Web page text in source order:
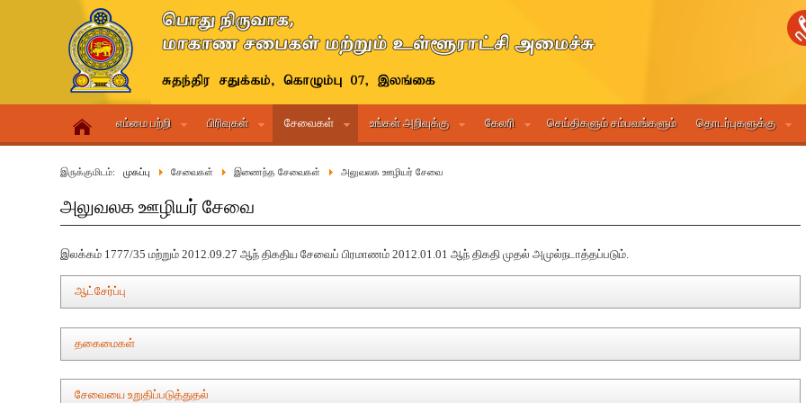
எம்மை பற்றி பிரிவுகள் சேவைகள் உங்கள் அறிவுக்கு கேலரி செய்திகளும் சம்பவங்களும் தொடர்புகளுக்கு
இருக்குமிடம்: முகப்பு சேவைகள் இணைந்த சேவைகள் அலுவலக ஊழியர் சேவை
அலுவலக ஊழியர் சேவை
இலக்கம் 1777/35 மற்றும் 2012.09.27 ஆந் திகதிய சேவைப் பிரமாணம் 2012.01.01 ஆந் திகதி முதல் அமுல்நடாத்தப்படும்.
ஆட்சேர்ப்பு
முகாமைத்துவ சேவைப் பணிப்பாளர் நாயகம் மற்றும் இணைந்த சேவைகள் பணிப்பாளர் நாயகத்தின் அங்கீகாரத்தைப் பெற்றதன் பின்னர், திணைக்களத்
தலைவர்களினால் ஆட்சேர்ப்புக்கள் மேற்கொள்ளப்படுகின்றன.
தகைமைகள்
விண்ணப்பப்படிவங்கள் ஏற்றுக்கொள்ளப்படும் இறுதித் திகதிக்கு 18 வயதுக்கு குறையாமலும் 45 வயதினை விட மேற்படாதிருத்தலும் வேண்டும்
சேவையை உறுதிப்படுத்துதல்